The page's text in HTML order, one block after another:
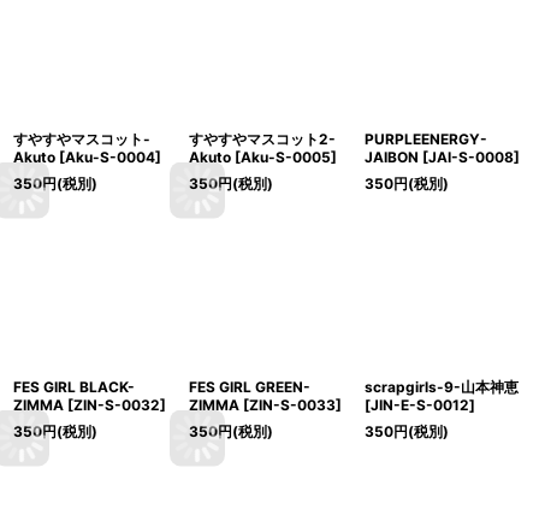
すやすやマスコット-
Akuto [Aku-S-0004]
350円(税別)
すやすやマスコット2-
Akuto [Aku-S-0005]
350円(税別)
PURPLEENERGY-
JAIBON [JAI-S-0008]
350円(税別)
FES GIRL BLACK-
ZIMMA [ZIN-S-0032]
350円(税別)
FES GIRL GREEN-
ZIMMA [ZIN-S-0033]
350円(税別)
scrapgirls-9-山本神恵
[JIN-E-S-0012]
350円(税別)